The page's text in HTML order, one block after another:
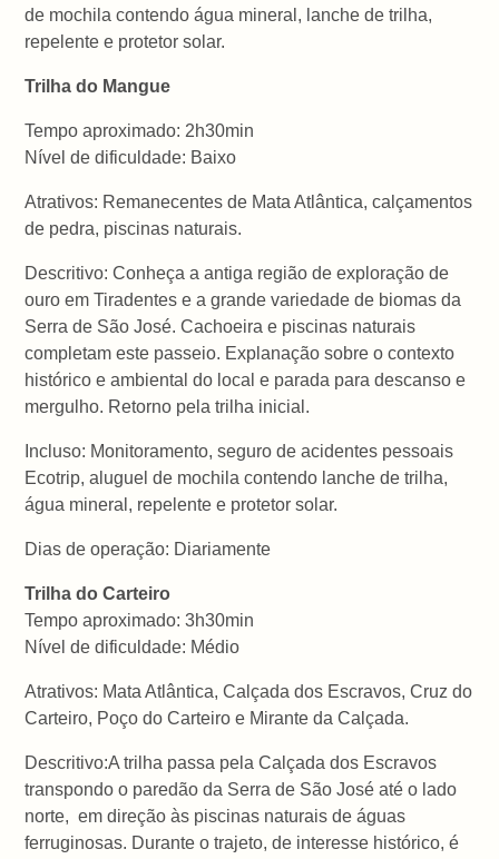
de mochila contendo água mineral, lanche de trilha,
repelente e protetor solar.
Trilha do Mangue
Tempo aproximado: 2h30min
Nível de dificuldade: Baixo
Atrativos: Remanecentes de Mata Atlântica, calçamentos
de pedra, piscinas naturais.
Descritivo: Conheça a antiga região de exploração de
ouro em Tiradentes e a grande variedade de biomas da
Serra de São José. Cachoeira e piscinas naturais
completam este passeio. Explanação sobre o contexto
histórico e ambiental do local e parada para descanso e
mergulho. Retorno pela trilha inicial.
Incluso: Monitoramento, seguro de acidentes pessoais
Ecotrip, aluguel de mochila contendo lanche de trilha,
água mineral, repelente e protetor solar.
Dias de operação: Diariamente
Trilha do Carteiro
Tempo aproximado: 3h30min
Nível de dificuldade: Médio
Atrativos: Mata Atlântica, Calçada dos Escravos, Cruz do
Carteiro, Poço do Carteiro e Mirante da Calçada.
Descritivo:A trilha passa pela Calçada dos Escravos
transpondo o paredão da Serra de São José até o lado
norte, em direção às piscinas naturais de águas
ferruginosas. Durante o trajeto, de interesse histórico, é